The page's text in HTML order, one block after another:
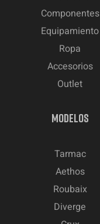
Componentes
Equipamiento
Ropa
Accesorios
Outlet
MODELOS
Tarmac
Aethos
Roubaix
Diverge